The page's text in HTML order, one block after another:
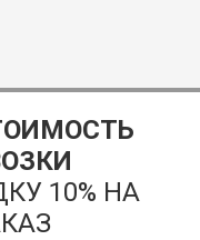
10% НА